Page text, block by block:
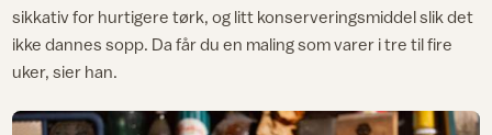
sikkativ for hurtigere tørk, og litt konserveringsmiddel slik det
ikke dannes sopp. Da får du en maling som varer i tre til fire
uker, sier han.